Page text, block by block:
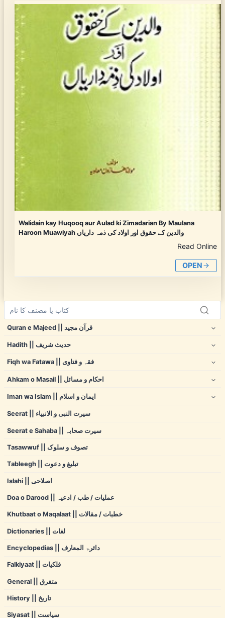
Walidain kay Huqooq aur Aulad ki Zimadarian By Maulana
Haroon Muawiyah والدین کے حقوق اور اولاد کی ذمہ داریاں
Read Online
OPEN
Quran e Majeed || قرآن مجید
Hadith || حدیث شریف
Fiqh wa Fatawa || فقہ و فتاوی
Ahkam o Masail || احکام و مسائل
Iman wa Islam || ایمان و اسلام
Seerat || سیرت النبی و الانبیاء
Seerat e Sahaba || سیرت صحابہ
Tasawwuf || تصوف و سلوک
Tableegh || تبلیغ و دعوت
Islahi || اصلاحی
Doa o Darood || عملیات / طب / ادعیہ
Khutbaat o Maqalaat || خطبات / مقالات
Dictionaries || لغات
Encyclopedias || دائرۃ المعارف
Falkiyaat || فلکیات
General || متفرق
History || تاریخ
Siyasat || سیاست